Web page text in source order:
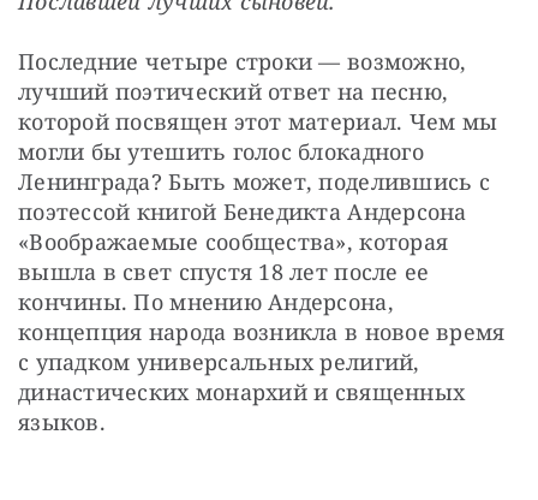
Последние четыре строки — возможно,
лучший поэтический ответ на песню,
которой посвящен этот материал. Чем мы
могли бы утешить голос блокадного
Ленинграда? Быть может, поделившись с
поэтессой книгой Бенедикта Андерсона
«Воображаемые сообщества», которая
вышла в свет спустя 18 лет после ее
кончины. По мнению Андерсона,
концепция народа возникла в новое время
с упадком универсальных религий,
династических монархий и священных
языков.